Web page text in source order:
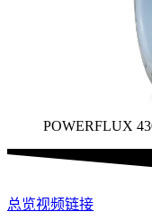
POWERFLUX
总览视频链接